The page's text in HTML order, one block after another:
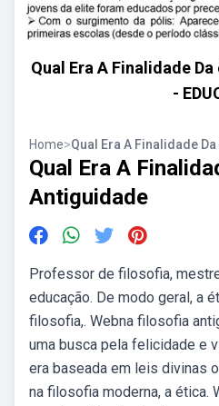
Qual Era A Finalidade
-
Home>Qual Era A Finalidade
Qual Era A
Antiguidade
Professor de filosofia,
educação. De modo geral, a
filosofia,. Webna filosofia
uma busca pela felicidade e
era baseada em leis divinas
na filosofia moderna, a ética.